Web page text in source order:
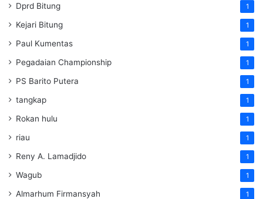
Dprd Bitung 1
Kejari Bitung 1
Paul Kumentas 1
Pegadaian Championship 1
PS Barito Putera 1
tangkap 1
Rokan hulu 1
riau 1
Reny A. Lamadjido 1
Wagub 1
Almarhum Firmansyah 1